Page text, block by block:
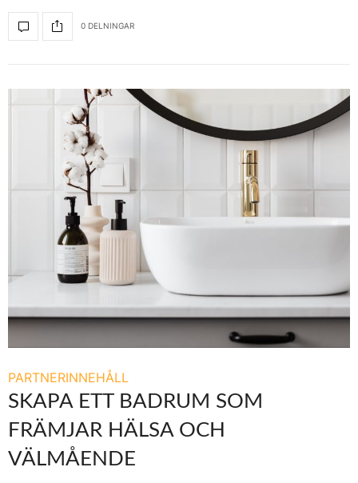
0 DELNINGAR
PARTNERINNEHÅLL
SKAPA ETT BADRUM SOM
FRÄMJAR HÄLSA OCH
VÄLMÅENDE